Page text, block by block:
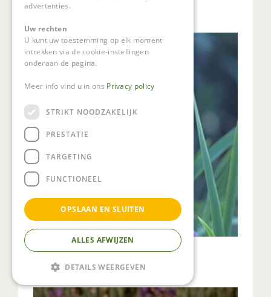
Lis
Iris 'Perry's Blue'
advertenties.
Uw rechten
U kunt uw toestemming op elk moment
intrekken via de cookie-instellingen
onderaan de pagina.
Meer info vind u in ons Privacy policy
STRIKT NOODZAKELIJK
PRESTATIE
TARGETING
FUNCTIONEEL
OPSLAAN EN SLUITEN
ALLES AFWIJZEN
DETAILS WEERGEVEN